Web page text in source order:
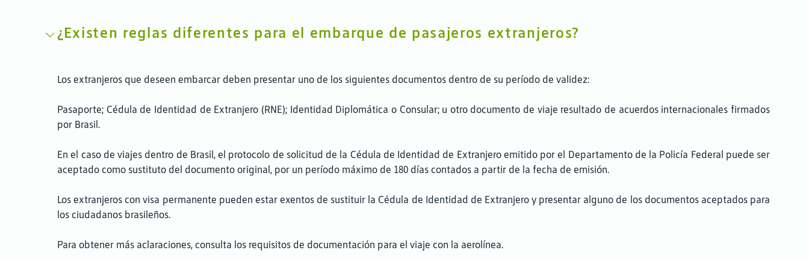
¿Existen reglas diferentes para el embarque de pasajeros extranjeros?
Los extranjeros que deseen embarcar deben presentar uno de los siguientes documentos dentro de su período de validez:
Pasaporte; Cédula de Identidad de Extranjero (RNE); Identidad Diplomática o Consular; u otro documento de viaje resultado de acuerdos internacionales firmados
por Brasil.
En el caso de viajes dentro de Brasil, el protocolo de solicitud de la Cédula de Identidad de Extranjero emitido por el Departamento de la Policía Federal puede ser
aceptado como sustituto del documento original, por un período máximo de 180 días contados a partir de la fecha de emisión.
Los extranjeros con visa permanente pueden estar exentos de sustituir la Cédula de Identidad de Extranjero y presentar alguno de los documentos aceptados para
los ciudadanos brasileños.
Para obtener más aclaraciones, consulta los requisitos de documentación para el viaje con la aerolínea.